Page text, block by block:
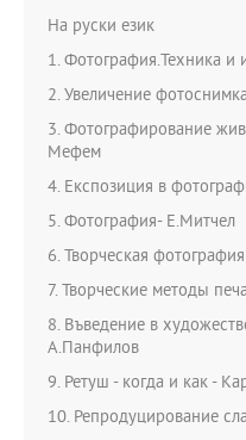
На руски език
1. Фотография.Техника и
2. Увеличение
3. Фотографирование
Мефем
4. Експозиция в
5. Фотография- Е.Митчел
6. Творческая
7. Творческие методы
8. Въведение в
А.Панфилов
9. Ретуш - когда и как -
10. Репродуцирование